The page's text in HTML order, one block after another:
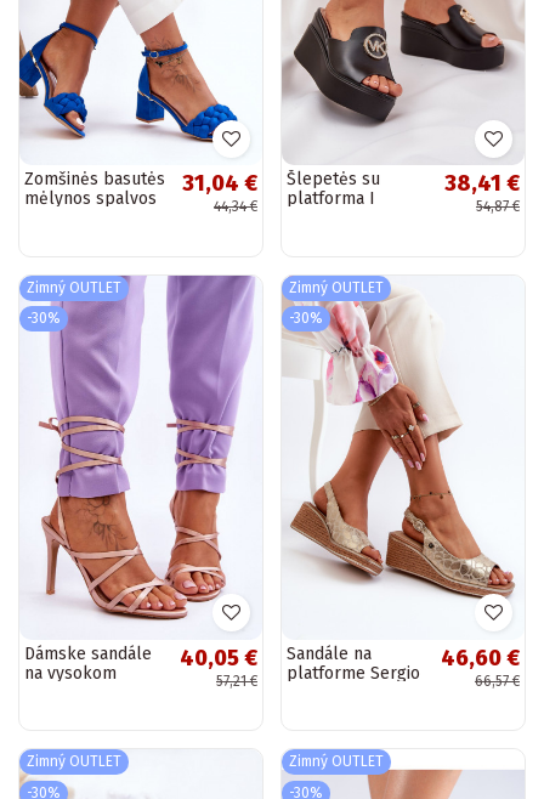
Zomšinės basutės
mėlynos spalvos
31,04 €
44,34 €
Šlepetės su
platforma I
Įjungtanessia
38,41 €
54,87 €
Zimný OUTLET
-30%
Dámske sandále
na vysokom
40,05 €
57,21 €
Zimný OUTLET
-30%
Sandále na
platforme Sergio
46,60 €
66,57 €
Zimný OUTLET
-30%
Zimný OUTLET
-30%